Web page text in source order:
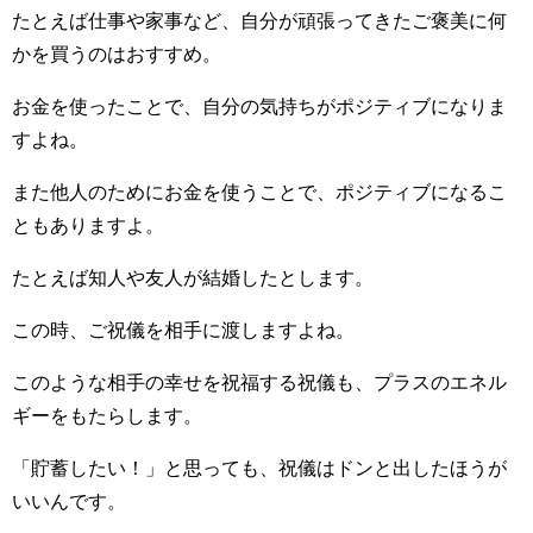
たとえば仕事や家事など、自分が頑張ってきたご褒美に何
かを買うのはおすすめ。
お金を使ったことで、自分の気持ちがポジティブになりま
すよね。
また他人のためにお金を使うことで、ポジティブになるこ
ともありますよ。
たとえば知人や友人が結婚したとします。
この時、ご祝儀を相手に渡しますよね。
このような相手の幸せを祝福する祝儀も、プラスのエネル
ギーをもたらします。
「貯蓄したい！」と思っても、祝儀はドンと出したほうが
いいんです。